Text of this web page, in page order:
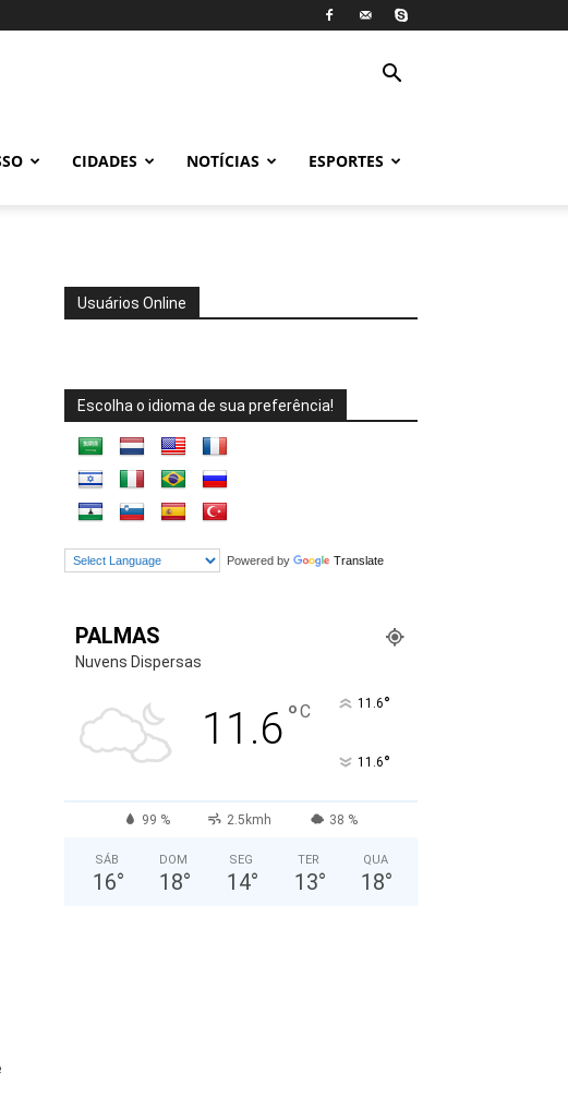
CIDADES NOTÍCIAS ESPORTES
Usuários Online
Escolha o idioma de sua preferência!
Powered by Translate
PALMAS
Nuvens Dispersas
11.6°C 11.6°
11.6°
99 % 2.5kmh 38 %
SÁB
16°
DOM
18°
SEG
14°
TER
13°
QUA
18°